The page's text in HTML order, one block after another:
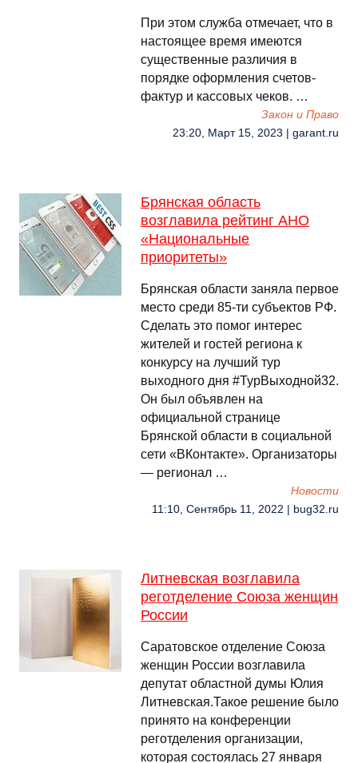
При этом служба отмечает, что в
настоящее время имеются
существенные различия в
порядке оформления счетов-
фактур и кассовых чеков. …
Закон и Право
23:20, Март 15, 2023 | garant.ru
Брянская область
возглавила рейтинг АНО
«Национальные
приоритеты»
Брянская области заняла первое
место среди 85-ти субъектов РФ.
Сделать это помог интерес
жителей и гостей региона к
конкурсу на лучший тур
выходного дня #ТурВыходной32.
Он был объявлен на
официальной странице
Брянской области в социальной
сети «ВКонтакте». Организаторы
— регионал …
Новости
11:10, Сентябрь 11, 2022 | bug32.ru
Литневская возглавила
реготделение Союза женщин
России
Саратовское отделение Союза
женщин России возглавила
депутат областной думы Юлия
Литневская.Такое решение было
принято на конференции
реготделения организации,
которая состоялась 27 января